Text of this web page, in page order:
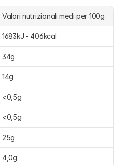
Valori nutrizionali medi per 100g
1683kJ - 406kcal
34g
14g
<0,5g
<0,5g
25g
4,0g